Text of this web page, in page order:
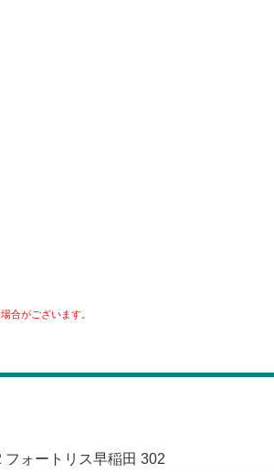
合がございます。
ォートリス早稲田 302